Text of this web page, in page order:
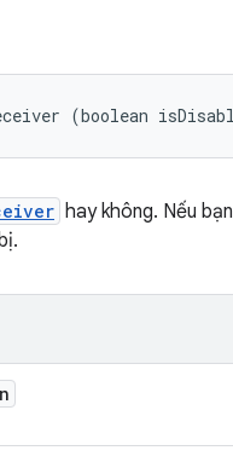
(boolean
hay không. Nếu